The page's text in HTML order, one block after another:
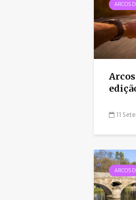
ARCOS
Arcos
11
ARCOS